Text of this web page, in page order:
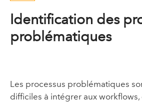
Identification des
problématiques
Les processus problématiques
difficiles à intégrer aux